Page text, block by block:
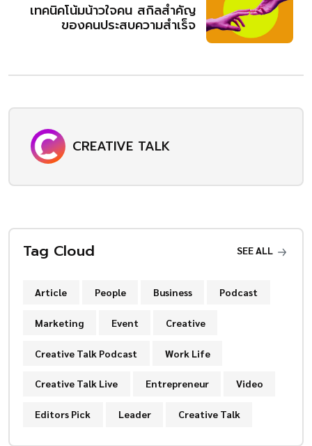
เทคนิคโน้มน้าวใจคน สกิลสำคัญ
ของคนประสบความสำเร็จ
CREATIVE TALK
Tag Cloud SEE ALL
Article People Business Podcast
Marketing Event Creative
Creative Talk Podcast Work Life
Creative Talk Live Entrepreneur Video
Editors Pick Leader Creative Talk